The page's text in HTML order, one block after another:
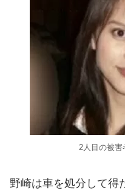
2人目の被害
野崎は車を処分して得